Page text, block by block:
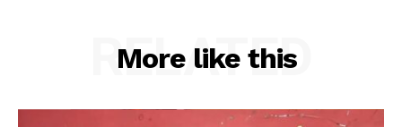
More like this
RELATED